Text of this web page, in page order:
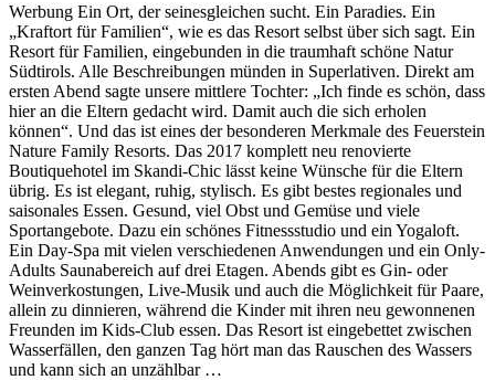
Werbung Ein Ort, der seinesgleichen sucht. Ein Paradies. Ein
„Kraftort für Familien“, wie es das Resort selbst über sich sagt. Ein
Resort für Familien, eingebunden in die traumhaft schöne Natur
Südtirols. Alle Beschreibungen münden in Superlativen. Direkt am
ersten Abend sagte unsere mittlere Tochter: „Ich finde es schön, dass
hier an die Eltern gedacht wird. Damit auch die sich erholen
können“. Und das ist eines der besonderen Merkmale des Feuerstein
Nature Family Resorts. Das 2017 komplett neu renovierte
Boutiquehotel im Skandi-Chic lässt keine Wünsche für die Eltern
übrig. Es ist elegant, ruhig, stylisch. Es gibt bestes regionales und
saisonales Essen. Gesund, viel Obst und Gemüse und viele
Sportangebote. Dazu ein schönes Fitnessstudio und ein Yogaloft.
Ein Day-Spa mit vielen verschiedenen Anwendungen und ein Only-
Adults Saunabereich auf drei Etagen. Abends gibt es Gin- oder
Weinverkostungen, Live-Musik und auch die Möglichkeit für Paare,
allein zu dinnieren, während die Kinder mit ihren neu gewonnenen
Freunden im Kids-Club essen. Das Resort ist eingebettet zwischen
Wasserfällen, den ganzen Tag hört man das Rauschen des Wassers
und kann sich an unzählbar …